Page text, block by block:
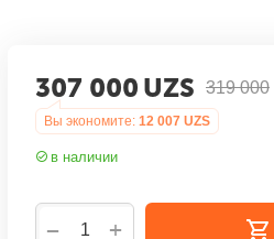
319 000
307 000 UZS
Вы экономите: 12 007 UZS
в наличии
+
−